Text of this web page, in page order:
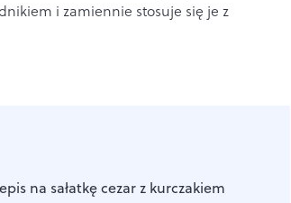
i zamiennie stosuje się je z
na sałatkę cezar z kurczakiem